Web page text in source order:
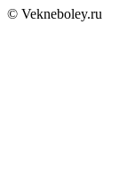
© Vekneboley.ru